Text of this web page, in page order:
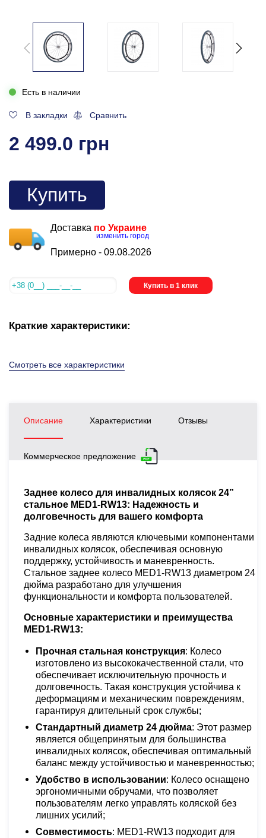
Есть в наличии
В закладки Сравнить
2 499.0 грн
Купить
Доставка по Украине
изменить город
Примерно - 09.08.2026
Купить в 1 клик
Краткие характеристики:
Смотреть все характеристики
Описание Характеристики Отзывы
Коммерческое предложение
Заднее колесо для инвалидных колясок 24”
стальное MED1-RW13: Надежность и
долговечность для вашего комфорта
Задние колеса являются ключевыми компонентами
инвалидных колясок, обеспечивая основную
поддержку, устойчивость и маневренность.
Стальное заднее колесо MED1-RW13 диаметром 24
дюйма разработано для улучшения
функциональности и комфорта пользователей.
Основные характеристики и преимущества
MED1-RW13:
Прочная стальная конструкция: Колесо
изготовлено из высококачественной стали, что
обеспечивает исключительную прочность и
долговечность. Такая конструкция устойчива к
деформациям и механическим повреждениям,
гарантируя длительный срок службы;
Стандартный диаметр 24 дюйма: Этот размер
является общепринятым для большинства
инвалидных колясок, обеспечивая оптимальный
баланс между устойчивостью и маневренностью;
Удобство в использовании: Колесо оснащено
эргономичными обручами, что позволяет
пользователям легко управлять коляской без
лишних усилий;
Совместимость: MED1-RW13 подходит для